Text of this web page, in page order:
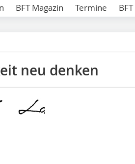
BFT Magazin Termine
neu denken